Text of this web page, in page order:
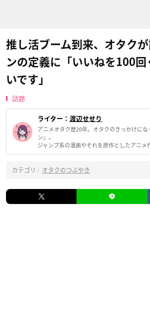
推し活ブーム到来、オタク
ンの定義に「いいねを100回
いです」
話題
ライター： 渡辺せせり
アニメオタク歴20年。オタクのきっかけに
ン』。
ジャンプ系の漫画やそれを原作としたアニメ
カテゴリ : オタクのつぶやき